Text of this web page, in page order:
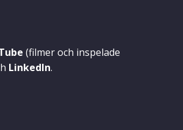
(filmer och inspelade
LinkedIn.